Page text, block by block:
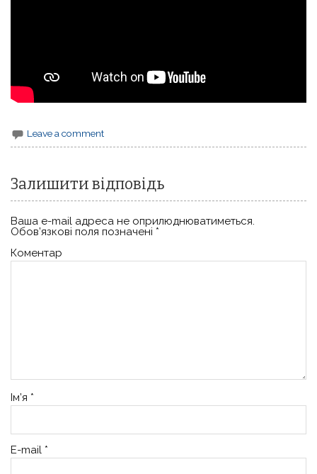
Leave a comment
Залишити відповідь
Ваша e-mail адреса не оприлюднюватиметься.
Обов’язкові поля позначені *
Коментар
Ім’я *
E-mail *